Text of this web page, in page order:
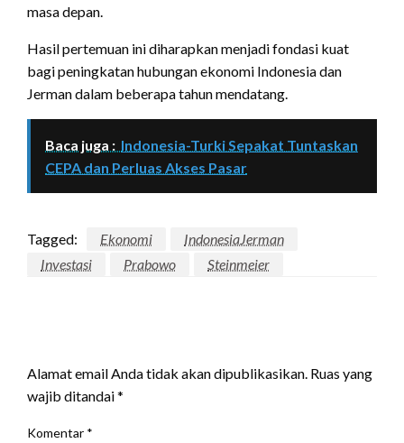
masa depan.
Hasil pertemuan ini diharapkan menjadi fondasi kuat
bagi peningkatan hubungan ekonomi Indonesia dan
Jerman dalam beberapa tahun mendatang.
Baca juga : Indonesia-Turki Sepakat Tuntaskan
CEPA dan Perluas Akses Pasar
Tagged: Ekonomi
IndonesiaJerman
Investasi
Prabowo Steinmeier
Alamat email Anda tidak akan dipublikasikan. Ruas yang
wajib ditandai*
Komentar *